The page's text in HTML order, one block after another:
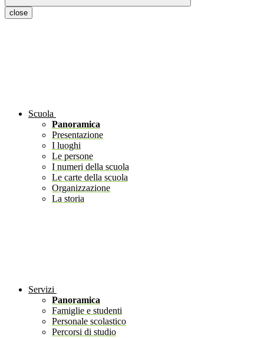
close
Scuola
Panoramica
Presentazione
I luoghi
Le persone
I numeri della scuola
Le carte della scuola
Organizzazione
La storia
Servizi
Panoramica
Famiglie e studenti
Personale scolastico
Percorsi di studio